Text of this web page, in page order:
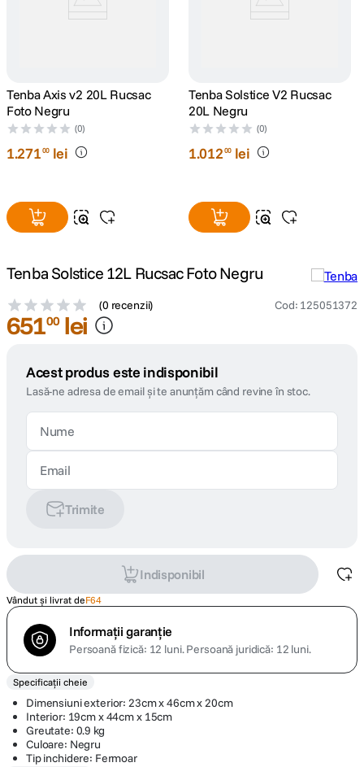
9 . dji osmo
10 . insta 360
Tenba Axis v2 20L Rucsac
Foto Negru
(0)
1.27100 lei
Tenba Solstice V2 Rucsac
20L Negru
(0)
1.01200 lei
Tenba Solstice 12L Rucsac Foto Negru
(0 recenzii) Cod: 125051372
65100 lei
Acest produs este indisponibil
Lasă-ne adresa de email și te anunțăm când revine în stoc.
Trimite
Indisponibil
Vândut și livrat deF64
Informații garanție
Persoană fizică: 12 luni.Persoană juridică: 12 luni.
Specificații cheie
Dimensiuni exterior: 23cm x 46cm x 20cm
Interior: 19cm x 44cm x 15cm
Greutate: 0.9 kg
Culoare: Negru
Tip inchidere: Fermoar